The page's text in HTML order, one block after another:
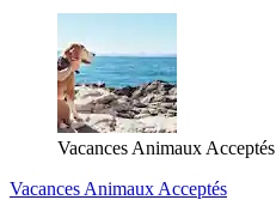
Vacances Animaux Acceptés
Vacances Animaux Acceptés